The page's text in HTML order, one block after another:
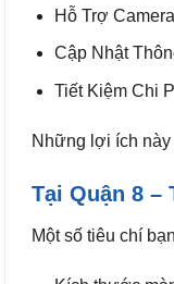
Hỗ Trợ
Cập Nhật
Tiết Kiệm Chi
Những lợi ích
Tại Quận 8 –
Một số tiêu chí